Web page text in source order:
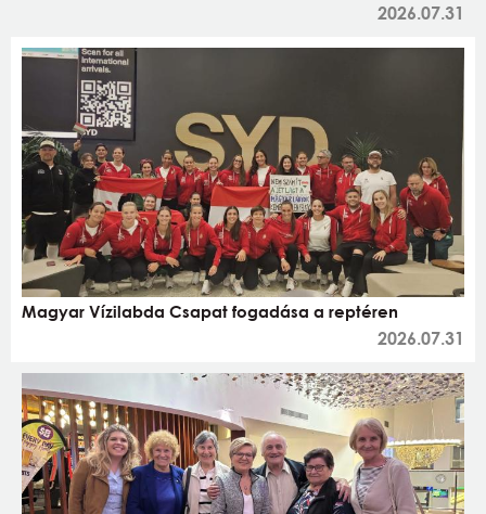
2026.07.31
Magyar Vízilabda Csapat fogadása a reptéren
2026.07.31